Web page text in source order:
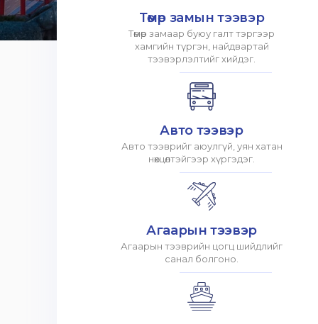
Төмөр замын тээвэр
Төмөр замаар буюу галт тэргээр
хамгийн түргэн, найдвартай
тээвэрлэлтийг хийдэг.
Авто тээвэр
Авто тээврийг аюулгүй, уян хатан
нөхцөлтэйгээр хүргэдэг.
Агаарын тээвэр
Агаарын тээврийн цогц шийдлийг
санал болгоно.